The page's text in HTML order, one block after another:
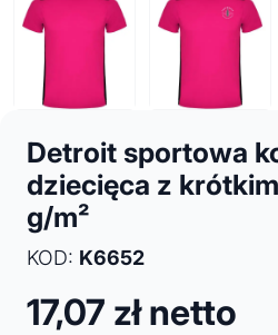
Detroit sportowa
dziecięca z
g/m²
KOD: K6652
17,07 zł netto